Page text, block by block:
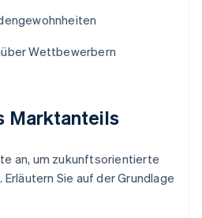
Wettbewerbern
Marktanteils
an, um zukunftsorientierte
Sie auf der Grundlage